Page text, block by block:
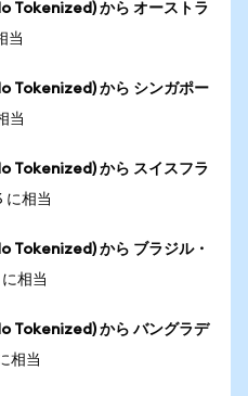
から オーストラ
当
から シンガポー
当
から スイスフラ
に相当
から ブラジル・
相当
から バングラデ
相当